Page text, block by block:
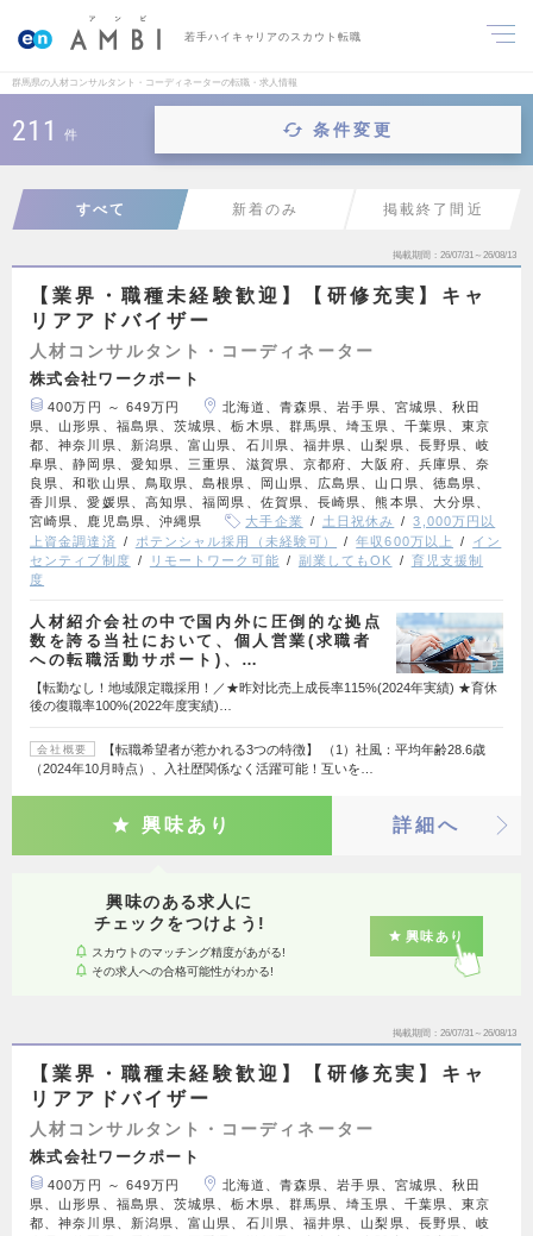
若手ハイキャリアのスカウト転職
群馬県の人材コンサルタント・コーディネーターの転職・求人情報
211 件 条件変更
すべて 新着のみ 掲載終了間近
掲載期間 26/07/31～26/08/13
【業界・職種未経験歓迎】【研修充実】キャ
リアアドバイザー
人材コンサルタント・コーディネーター
株式会社ワークポート
400万円 ～ 649万円
北海道、青森県、岩手県、宮城県、秋田
県、山形県、福島県、茨城県、栃木県、群馬県、埼玉県、千葉県、東京
都、神奈川県、新潟県、富山県、石川県、福井県、山梨県、長野県、岐
阜県、静岡県、愛知県、三重県、滋賀県、京都府、大阪府、兵庫県、奈
良県、和歌山県、鳥取県、島根県、岡山県、広島県、山口県、徳島県、
香川県、愛媛県、高知県、福岡県、佐賀県、長崎県、熊本県、大分県、
宮崎県、鹿児島県、沖縄県
大手企業 土日祝休み
3,000万円以
上資金調達済
ポテンシャル採用（未経験可） 年収600万以上
イン
センティブ制度
リモートワーク可能 副業してもOK
育児支援制
度
人材紹介会社の中で国内外に圧倒的な拠点
数を誇る当社において、個人営業(求職者
への転職活動サポート)、…
【転勤なし！地域限定職採用！／★昨対比売上成長率115%(2024年実績) ★育休
後の復職率100%(2022年度実績)…
会社概要
【転職希望者が惹かれる3つの特徴】 （1）社風：平均年齢28.6歳
（2024年10月時点）、入社歴関係なく活躍可能！互いを…
興味あり 詳細へ
興味のある求人に
チェックをつけよう!
スカウトのマッチング精度があがる!
その求人への合格可能性がわかる!
興味あり
掲載期間 26/07/31～26/08/13
【業界・職種未経験歓迎】【研修充実】キャ
リアアドバイザー
人材コンサルタント・コーディネーター
株式会社ワークポート
400万円 ～ 649万円
北海道、青森県、岩手県、宮城県、秋田
県、山形県、福島県、茨城県、栃木県、群馬県、埼玉県、千葉県、東京
都、神奈川県、新潟県、富山県、石川県、福井県、山梨県、長野県、岐